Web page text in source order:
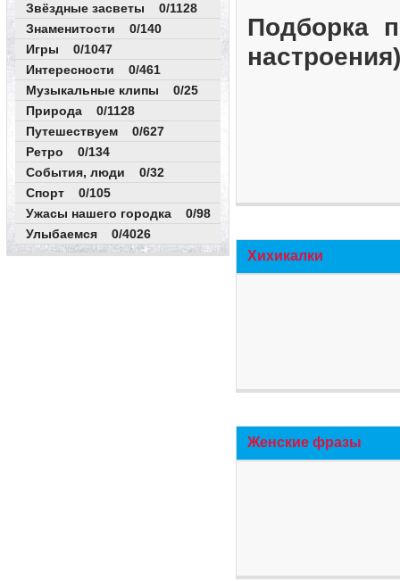
Звёздные засветы 0/1128
Знаменитости 0/140
Игры 0/1047
Интересности 0/461
Музыкальные клипы 0/25
Природа 0/1128
Путешествуем 0/627
Ретро 0/134
События, люди 0/32
Спорт 0/105
Ужасы нашего городка 0/98
Улыбаемся 0/4026
Подборка
Хихикалки
Женские фразы